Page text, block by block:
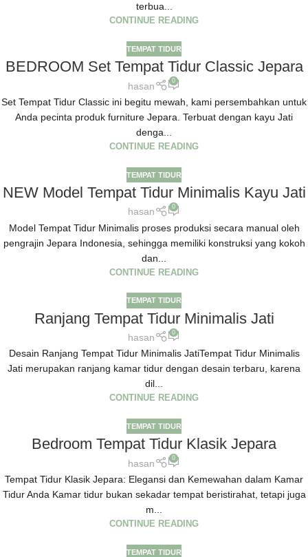
terbua...
CONTINUE READING
TEMPAT TIDUR
BEDROOM Set Tempat Tidur Classic Jepara
hasan 0
Set Tempat Tidur Classic ini begitu mewah, kami persembahkan untuk
Anda pecinta produk furniture Jepara. Terbuat dengan kayu Jati
denga...
CONTINUE READING
TEMPAT TIDUR
NEW Model Tempat Tidur Minimalis Kayu Jati
hasan 0
Model Tempat Tidur Minimalis proses produksi secara manual oleh
pengrajin Jepara Indonesia, sehingga memiliki konstruksi yang kokoh
dan...
CONTINUE READING
TEMPAT TIDUR
Ranjang Tempat Tidur Minimalis Jati
hasan 0
Desain Ranjang Tempat Tidur Minimalis JatiTempat Tidur Minimalis
Jati merupakan ranjang kamar tidur dengan desain terbaru, karena
dil...
CONTINUE READING
TEMPAT TIDUR
Bedroom Tempat Tidur Klasik Jepara
hasan 0
Tempat Tidur Klasik Jepara: Elegansi dan Kemewahan dalam Kamar
Tidur Anda Kamar tidur bukan sekadar tempat beristirahat, tetapi juga
m...
CONTINUE READING
TEMPAT TIDUR